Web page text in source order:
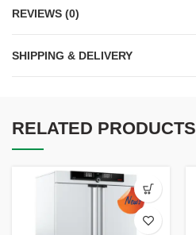
REVIEWS (0)
SHIPPING & DELIVERY
RELATED PRODUCTS